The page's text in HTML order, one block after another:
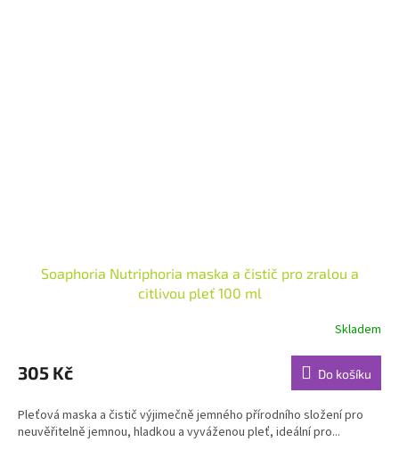
Soaphoria Nutriphoria maska a čistič pro zralou a
citlivou pleť 100 ml
produktu
je
z
5
Skladem
305 Kč Do košíku
Pleťová maska a čistič výjimečně jemného přírodního složení pro
neuvěřitelně jemnou, hladkou a vyváženou pleť, ideální pro...